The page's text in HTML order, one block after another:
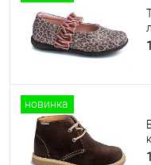
новинка